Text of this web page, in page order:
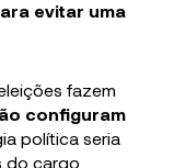
evitar uma
fazem
configuram
política seria
cargo.